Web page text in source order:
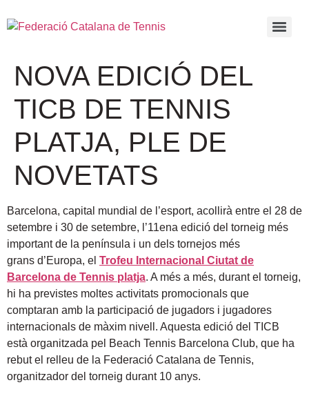
NOVA EDICIÓ DEL
TICB DE TENNIS
PLATJA, PLE DE
NOVETATS
Barcelona, capital mundial de l’esport, acollirà entre el 28 de
setembre i 30 de setembre, l’11ena edició del torneig més
important de la península i un dels tornejos més
grans d’Europa, el Trofeu Internacional Ciutat de
Barcelona de Tennis platja. A més a més, durant el torneig,
hi ha previstes moltes activitats promocionals que
comptaran amb la participació de jugadors i jugadores
internacionals de màxim nivell. Aquesta edició del TICB
està organitzada pel Beach Tennis Barcelona Club, que ha
rebut el relleu de la Federació Catalana de Tennis,
organitzador del torneig durant 10 anys.